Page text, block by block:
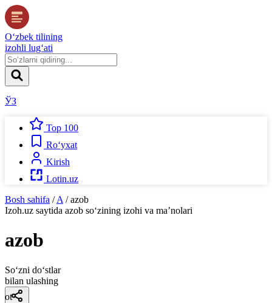
O‘zbek tilining
izohli lug‘ati
ЎЗ
Top 100
Ro‘yxat
Kirish
Lotin.uz
Bosh sahifa / A / azob
Izoh.uz saytida azob so‘zining izohi va ma’nolari
azob
So‘zni do‘stlar
bilan ulashing
ot